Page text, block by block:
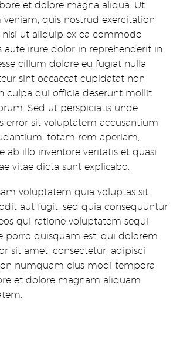
et dolore magna aliqua. Ut
quis nostrud exercitation
ut aliquip ex ea commodo
aute irure dolor in reprehenderit in
cillum dolore eu fugiat nulla
sint occaecat cupidatat non
culpa qui officia deserunt mollit
Sed ut perspiciatis unde
error sit voluptatem accusantium
totam rem aperiam,
ab illo inventore veritatis et quasi
vitae dicta sunt explicabo.
voluptatem quia voluptas sit
aut fugit, sed quia consequuntur
qui ratione voluptatem sequi
porro quisquam est, qui dolorem
sit amet, consectetur, adipisci
numquam eius modi tempora
et dolore magnam aliquam